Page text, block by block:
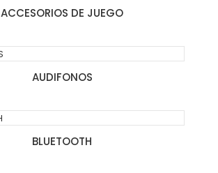
ACCESORIOS DE JUEGO
AUDIFONOS
BLUETOOTH